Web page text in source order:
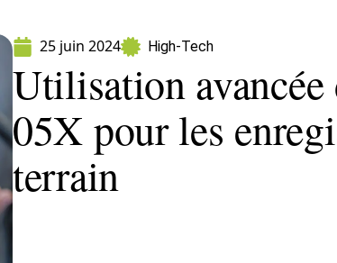
25 juin 2024 High-Tech
Utilisation
05X pour les
terrain